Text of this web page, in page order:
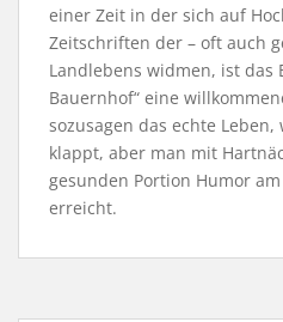
einer Zeit in der sich auf
Zeitschriften der – oft auch
Landlebens widmen, ist das
Bauernhof“ eine
sozusagen das echte
klappt, aber man mit
gesunden Portion Humor
erreicht.